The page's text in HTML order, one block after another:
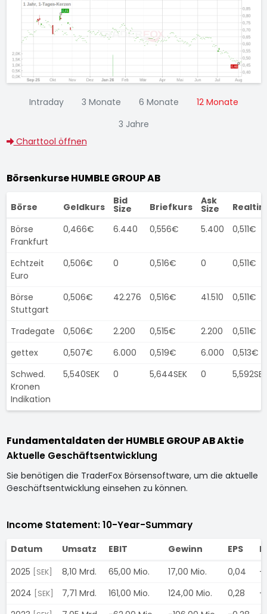
Intraday 3 Monate 6 Monate
12 Monate
3 Jahre
Charttool öffnen
Börsenkurse HUMBLE GROUP AB
Börse Geldkurs
Bid
Size Briefkurs
Ask
Size
Börse
Frankfurt
0,466€ 6.440 0,556€ 5.400 0,511€
Echtzeit
Euro
0,506€ 0 0,516€ 0 0,511€
Börse
Stuttgart
0,506€ 42.276 0,516€ 41.510 0,511€
Tradegate 0,506€ 2.200 0,515€ 2.200
0,511€
gettex
0,507€ 6.000 0,519€ 6.000
0,513€
Schwed.
Kronen
Indikation
5,540SEK 0 5,644SEK 0 5,592SEK
Fundamentaldaten der HUMBLE GROUP AB Aktie
Aktuelle Geschäftsentwicklung
Sie benötigen die TraderFox Börsensoftware, um die aktuelle
Geschäftsentwicklung einsehen zu können.
Income Statement: 10-Year-Summary
Datum Umsatz EBIT Gewinn EPS
2025
[SEK] 8,10 Mrd. 65,00 Mio. 17,00 Mio. 0,04
-
2024
[SEK] 7,71 Mrd. 161,00 Mio. 124,00 Mio. 0,28
-